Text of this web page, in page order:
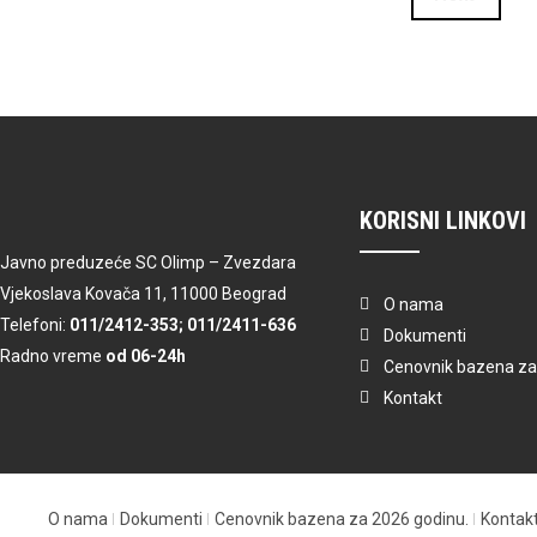
Javno preduzeće SC Olimp – Zvezdara
Vjekoslava Kovača 11, 11000 Beograd
Telefoni: 011/2412-353; 011/2411-636
Radno vreme od 06-24h
KORISNI LINKOVI
O nama
Dokumenti
Cenovnik bazena
Kontakt
O nama Dokumenti Cenovnik bazena za 2026 godinu.